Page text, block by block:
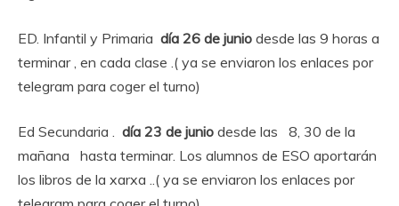
ED. Infantil y Primaria día 26 de junio desde las 9 horas a
terminar , en cada clase .( ya se enviaron los enlaces por
telegram para coger el turno)
Ed Secundaria . día 23 de junio desde las 8, 30 de la
mañana hasta terminar. Los alumnos de ESO aportarán
los libros de la xarxa ..( ya se enviaron los enlaces por